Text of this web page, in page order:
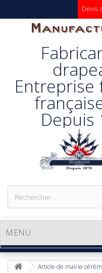
Devis
Unic
Entreprise
Depuis
MENU
Article de mairie